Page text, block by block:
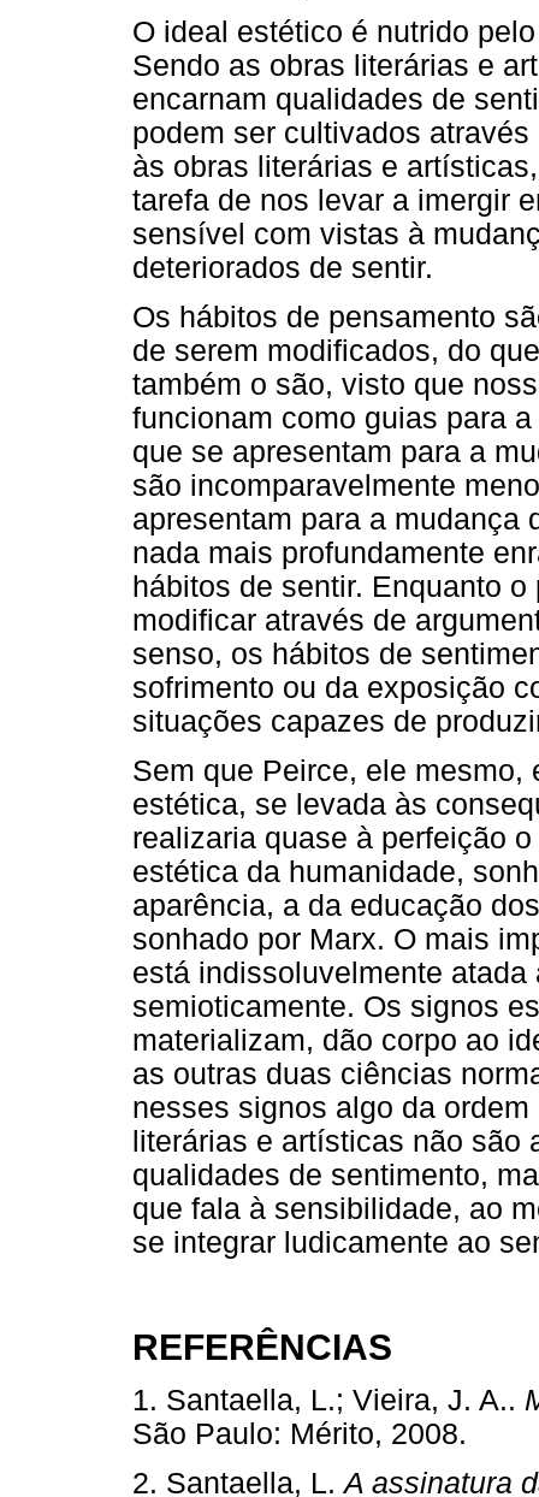
O ideal estético é nutrido
Sendo as obras literárias e
encarnam qualidades de
podem ser cultivados
às obras literárias e
tarefa de nos levar a imergir
sensível com vistas à
deteriorados de sentir.
Os hábitos de pensamento
de serem modificados, do
também o são, visto que
funcionam como guias para
que se apresentam para a
são incomparavelmente
apresentam para a mudança
nada mais profundamente
hábitos de sentir. Enquanto
modificar através de
senso, os hábitos de
sofrimento ou da exposição
situações capazes de
Sem que Peirce, ele
estética, se levada às
realizaria quase à perfeição
estética da humanidade,
aparência, a da educação
sonhado por Marx. O mais
está indissoluvelmente
semioticamente. Os signos
materializam, dão corpo ao
as outras duas ciências
nesses signos algo da
literárias e artísticas não
qualidades de sentimento,
que fala à sensibilidade, ao
se integrar ludicamente ao
REFERÊNCIAS
1. Santaella, L.; Vieira, J. A..
São Paulo: Mérito,
2. Santaella, L.A assinatura